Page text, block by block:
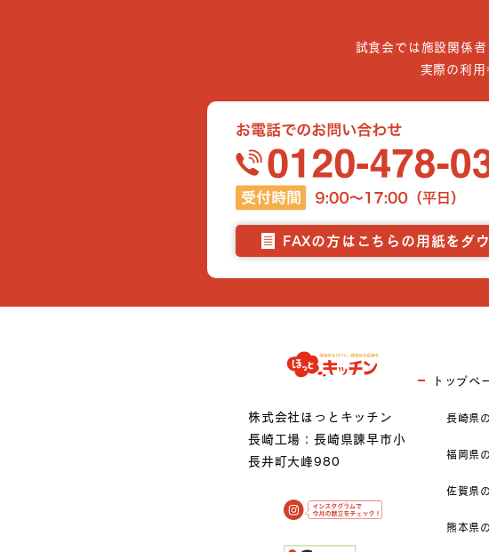
試食会では施設関係
実際の利
FAXの方はこちらの用紙をダ
株式会社ほっとキッチン
長崎工場：長崎県諫早市小
長井町大峰980
トップペ
長崎県
福岡県
佐賀県
熊本県